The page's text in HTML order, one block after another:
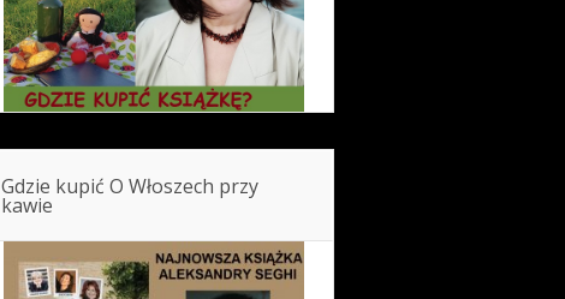
Gdzie kupić O Włoszech przy
kawie